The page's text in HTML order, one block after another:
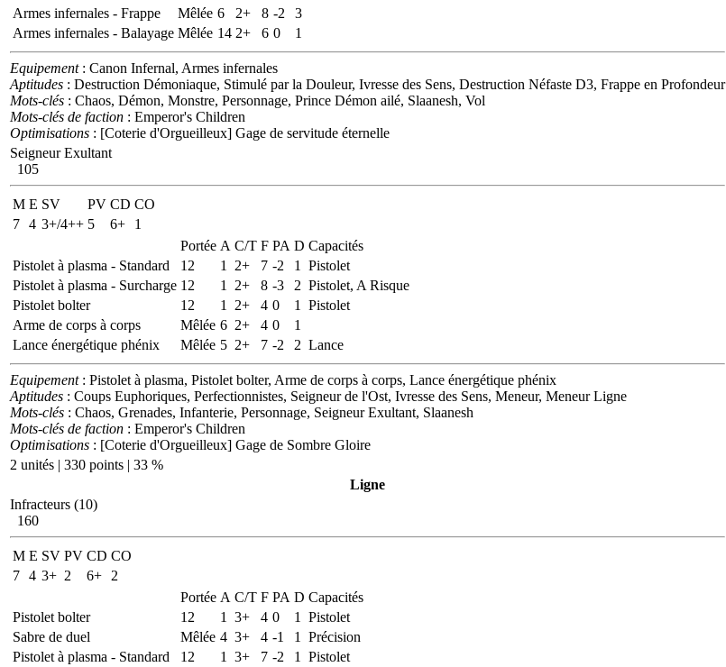
Armes infernales - Frappe
Mêlée 6 2+ 8 -2
3
Armes infernales - Balayage Mêlée 14 2+ 6 0 1
Equipement: Canon Infernal, Armes infernales
Aptitudes : Destruction Démoniaque, Stimulé par la Douleur, Ivresse des Sens, Destruction Néfaste D3, Frappe en Profondeur
Mots-clés : Chaos, Démon, Monstre, Personnage, Prince Démon ailé, Slaanesh, Vol
Mots-clés de faction : Emperor's Children
Optimisations : [Coterie d'Orgueilleux] Gage de servitude éternelle
Seigneur Exultant
105
M E SV PV CD CO
7 4 3+/4++ 5 6+
1
Portée A C/T F PA D Capacités
Pistolet à plasma - Standard
12 1 2+ 7 -2 1
Pistolet
Pistolet à plasma - Surcharge 12 1 2+ 8 -3 2 Pistolet, A Risque
Pistolet bolter
12 1 2+ 4 0 1
Pistolet
Arme de corps à corps
Mêlée 6 2+ 4 0
1
Lance énergétique phénix
Mêlée 5 2+ 7 -2 2 Lance
Equipement: Pistolet à plasma, Pistolet bolter, Arme de corps à corps, Lance énergétique phénix
Aptitudes : Coups Euphoriques, Perfectionnistes, Seigneur de l'Ost, Ivresse des Sens, Meneur, Meneur Ligne
Mots-clés : Chaos, Grenades, Infanterie, Personnage, Seigneur Exultant, Slaanesh
Mots-clés de faction : Emperor's Children
Optimisations : [Coterie d'Orgueilleux] Gage de Sombre Gloire
2 unités | 330 points | 33 %
Ligne
Infracteurs (10)
160
M E SV PV CD CO
7 4 3+ 2 6+
2
Portée A C/T F PA D Capacités
Pistolet bolter
12 1 3+ 4 0 1
Pistolet
Sabre de duel
Mêlée 4 3+ 4 -1 1
Précision
Pistolet à plasma - Standard
12 1 3+ 7 -2 1
Pistolet